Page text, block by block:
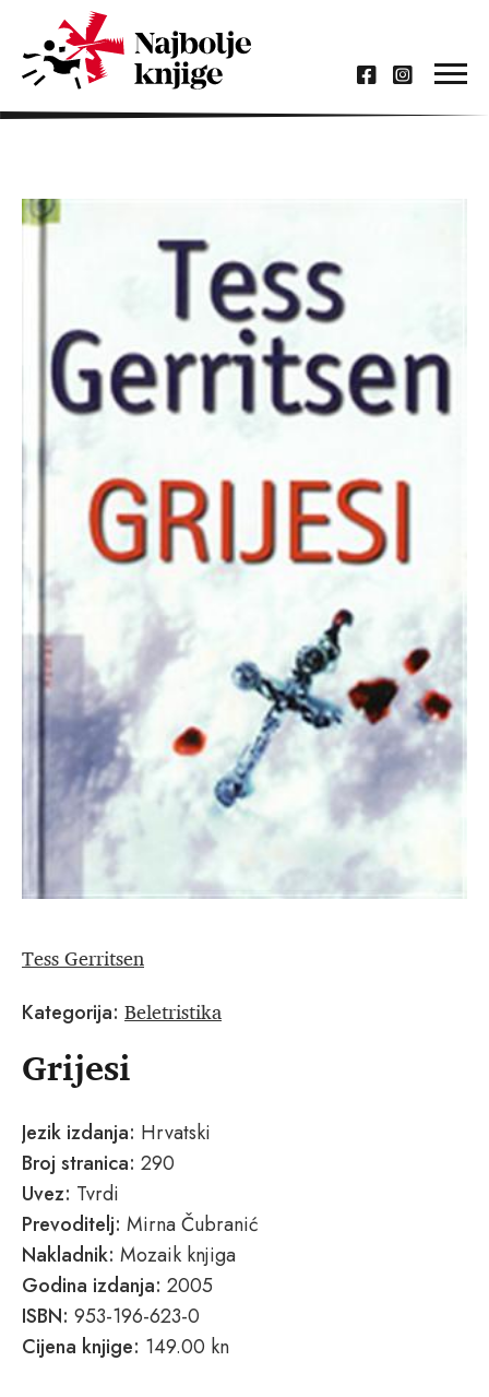
Tess Gerritsen
Kategorija: Beletristika
Grijesi
Jezik izdanja: Hrvatski
Broj stranica: 290
Uvez: Tvrdi
Prevoditelj: Mirna Čubranić
Nakladnik: Mozaik knjiga
Godina izdanja: 2005
ISBN: 953-196-623-0
Cijena knjige: 149.00 kn